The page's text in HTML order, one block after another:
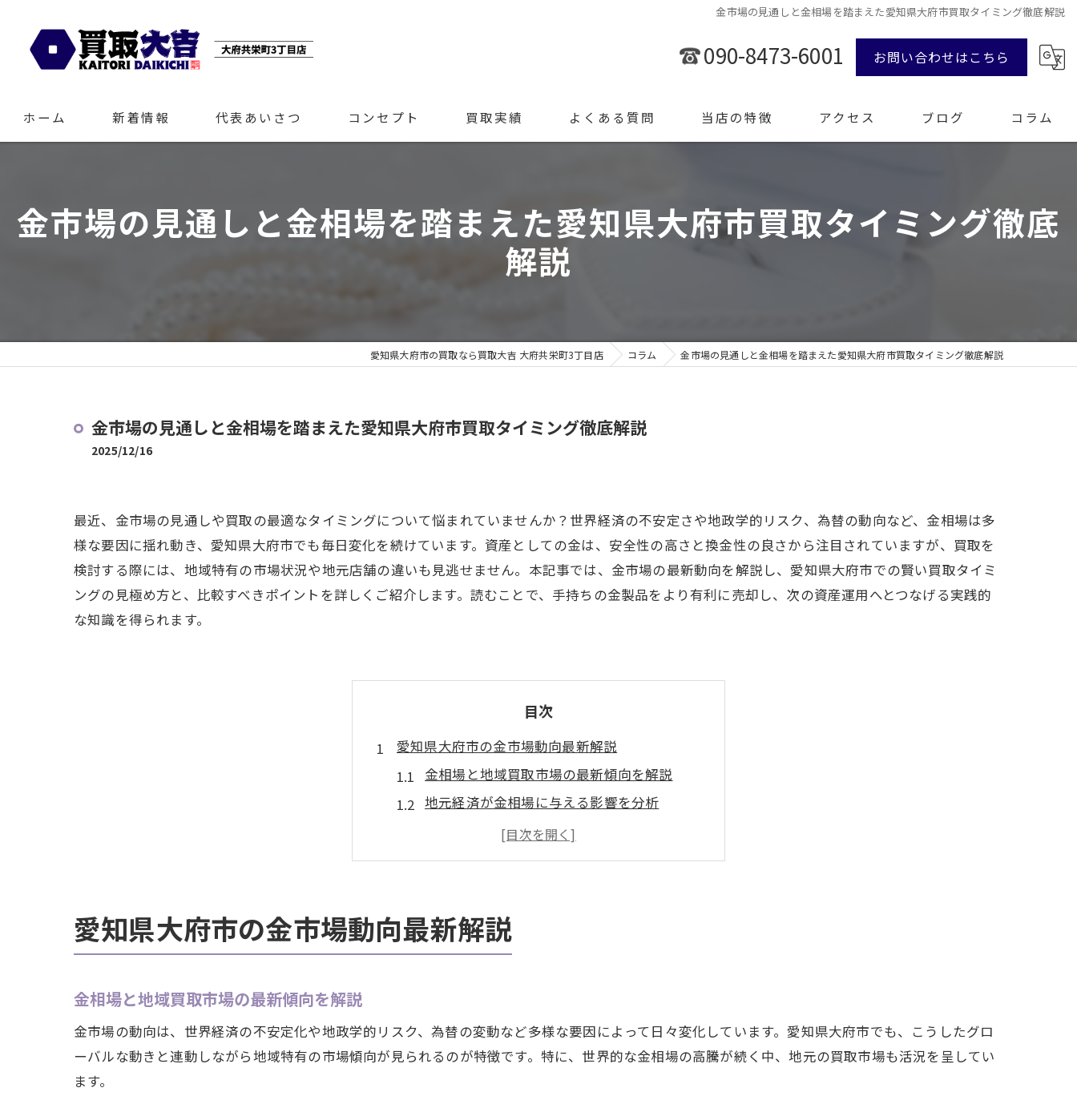
金市場の見通しと金相場を踏まえた愛知県大府市買取タイミング徹底解説
090-8473-6001 お問い合わせはこちら
ホーム 新着情報 代表あいさつ コンセプト 買取実績 よくある質問 当店の特徴
ブランド品
アクセス ブログ コラム
金市場の見通しと金相場を踏まえた愛知県大府市買取タイミング徹底
解説
愛知県大府市の買取なら買取大吉 大府共栄町3丁目店 コラム 金市場の見通しと金相場を踏まえた愛知県大府市買取タイミング徹底解説
金市場の見通しと金相場を踏まえた愛知県大府市買取タイミング徹底解説
2025/12/16
最近、金市場の見通しや買取の最適なタイミングについて悩まれていませんか？世界経済の不安定さや地政学的リスク、為替の動向など、金相場は多
様な要因に揺れ動き、愛知県大府市でも毎日変化を続けています。資産としての金は、安全性の高さと換金性の良さから注目されていますが、買取を
検討する際には、地域特有の市場状況や地元店舗の違いも見逃せません。本記事では、金市場の最新動向を解説し、愛知県大府市での賢い買取タイミ
ングの見極め方と、比較すべきポイントを詳しくご紹介します。読むことで、手持ちの金製品をより有利に売却し、次の資産運用へとつなげる実践的
な知識を得られます。
目次
愛知県大府市の金市場動向最新解説
金相場と地域買取市場の最新傾向を解説
地元経済が金相場に与える影響を分析
金市場の見通しと買取の関連性とは
愛知県大府市で注目の金相場推移
金相場チャートを見極めるためのコツ
金相場チャートの読み方と買取判断のコツ
チャートを活用した賢い買取タイミング選び
短期・長期チャートで金相場を比較分析
愛知県大府市の金市場動向最新解説
金相場と地域買取市場の最新傾向を解説
金市場の動向は、世界経済の不安定化や地政学的リスク、為替の変動など多様な要因によって日々変化しています。愛知県大府市でも、こうしたグロ
ーバルな動きと連動しながら地域特有の市場傾向が見られるのが特徴です。特に、世界的な金相場の高騰が続く中、地元の買取市場も活況を呈してい
ます。